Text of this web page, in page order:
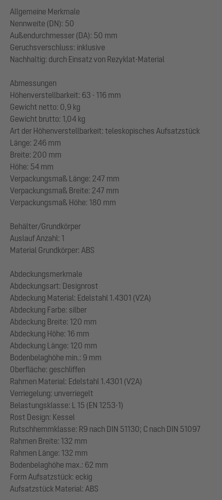
Allgemeine Merkmale
Nennweite (DN): 50
Außendurchmesser (DA): 50 mm
Geruchsverschluss: inklusive
Nachhaltig: durch Einsatz von Rezyklat-Material
Abmessungen
Höhenverstellbarkeit: 63 - 116 mm
Gewicht netto: 0,9 kg
Gewicht brutto: 1,04 kg
Art der Höhenverstellbarkeit: teleskopisches Aufsatzstück
Länge: 246 mm
Breite: 200 mm
Höhe: 54 mm
Verpackungsmaß Länge: 247 mm
Verpackungsmaß Breite: 247 mm
Verpackungsmaß Höhe: 180 mm
Behälter/Grundkörper
Auslauf Anzahl: 1
Material Grundkörper: ABS
Abdeckungsmerkmale
Abdeckungsart: Designrost
Abdeckung Material: Edelstahl 1.4301 (V2A)
Abdeckung Farbe: silber
Abdeckung Breite: 120 mm
Abdeckung Höhe: 16 mm
Abdeckung Länge: 120 mm
Bodenbelaghöhe min.: 9 mm
Oberfläche: geschliffen
Rahmen Material: Edelstahl 1.4301 (V2A)
Verriegelung: unverriegelt
Belastungsklasse: L 15 (EN 1253-1)
Rost Design: Kessel
Rutschhemmklasse: R9 nach DIN 51130; C nach DIN 51097
Rahmen Breite: 132 mm
Rahmen Länge: 132 mm
Bodenbelaghöhe max.: 62 mm
Form Aufsatzstück: eckig